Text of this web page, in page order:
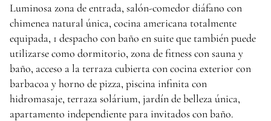
Luminosa zona de entrada, salón-comedor diáfano con
chimenea natural única, cocina americana totalmente
equipada, 1 despacho con baño en suite que también puede
utilizarse como dormitorio, zona de fitness con sauna y
baño, acceso a la terraza cubierta con cocina exterior con
barbacoa y horno de pizza, piscina infinita con
hidromasaje, terraza solárium, jardín de belleza única,
apartamento independiente para invitados con baño.